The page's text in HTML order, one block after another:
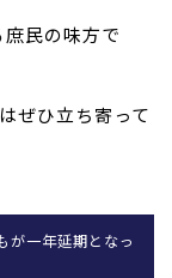
民の味方で
ぜひ立ち寄って
が一年延期となっ